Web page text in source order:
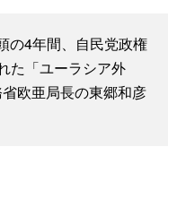
の4年間、自民党政権
た「ユーラシア外
欧亜局長の東郷和彦